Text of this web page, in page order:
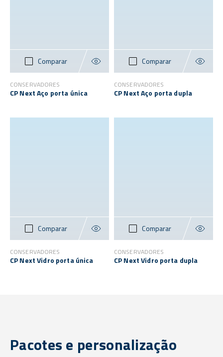
Comparar
CONSERVADORES
CP Next Aço porta única
Comparar
CONSERVADORES
CP Next Aço porta dupla
Comparar
CONSERVADORES
CP Next Vidro porta única
Comparar
CONSERVADORES
CP Next Vidro porta dupla
Pacotes e personalização